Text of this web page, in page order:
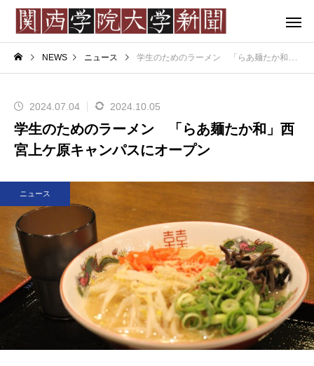
NEWS ニュース 学生のためのラーメン 「らあ麺たか和」西宮上ケ原キャンパスにオープン
2024.07.04 2024.10.05
学生のためのラーメン 「らあ麺たか和」西
宮上ケ原キャンパスにオープン
ニュース